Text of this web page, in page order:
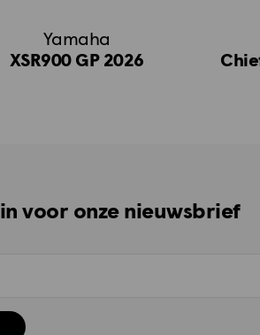
Yamaha
XSR900 GP 2026
voor onze nieuwsbrief